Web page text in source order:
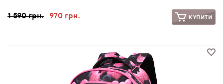
1 590 грн. 970 грн. КУПИТИ